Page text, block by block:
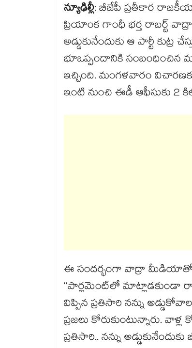
న్యూఢిల్లీ: బీజేపీ ప్రతీకార
ప్రియాంక గాంధీ భర్త రాబర్ట్
అడ్డుకునేందుకు ఆ పార్టీ
భూఒప్పందానికి సంబంధించిన
ఇచ్చింది. మంగళవారం
ఇంటి నుంచి ఈడీ ఆఫీసుకు 2
ఈ సందర్భంగా వాద్రా మీడియాతో
‘‘పార్లమెంట్‌‌లో మాట్లాడకుండా
విప్పిన ప్రతిసారి నన్ను
ప్రజలు కోరుకుంటున్నారు.
ప్రతిసారి.. నన్ను